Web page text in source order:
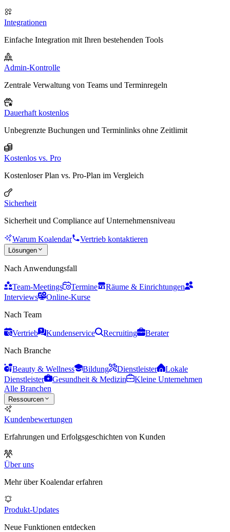
Integrationen
Einfache Integration mit Ihren bestehenden Tools
Admin-Kontrolle
Zentrale Verwaltung von Teams und Terminregeln
Dauerhaft kostenlos
Unbegrenzte Buchungen und Terminlinks ohne Zeitlimit
Kostenlos vs. Pro
Kostenloser Plan vs. Pro-Plan im Vergleich
Sicherheit
Sicherheit und Compliance auf Unternehmensniveau
Warum Koalendar Vertrieb kontaktieren
Lösungen
Nach Anwendungsfall
Team-Meetings Termine
Räume & Einrichtungen
Interviews
Online-Kurse
Nach Team
Vertrieb Kundenservice Recruiting
Berater
Nach Branche
Beauty & Wellness Bildung Dienstleister
Lokale
Dienstleister
Gesundheit & Medizin
Kleine Unternehmen
Alle Branchen
Ressourcen
Kundenbewertungen
Erfahrungen und Erfolgsgeschichten von Kunden
Über uns
Mehr über Koalendar erfahren
Produkt-Updates
Neue Funktionen entdecken